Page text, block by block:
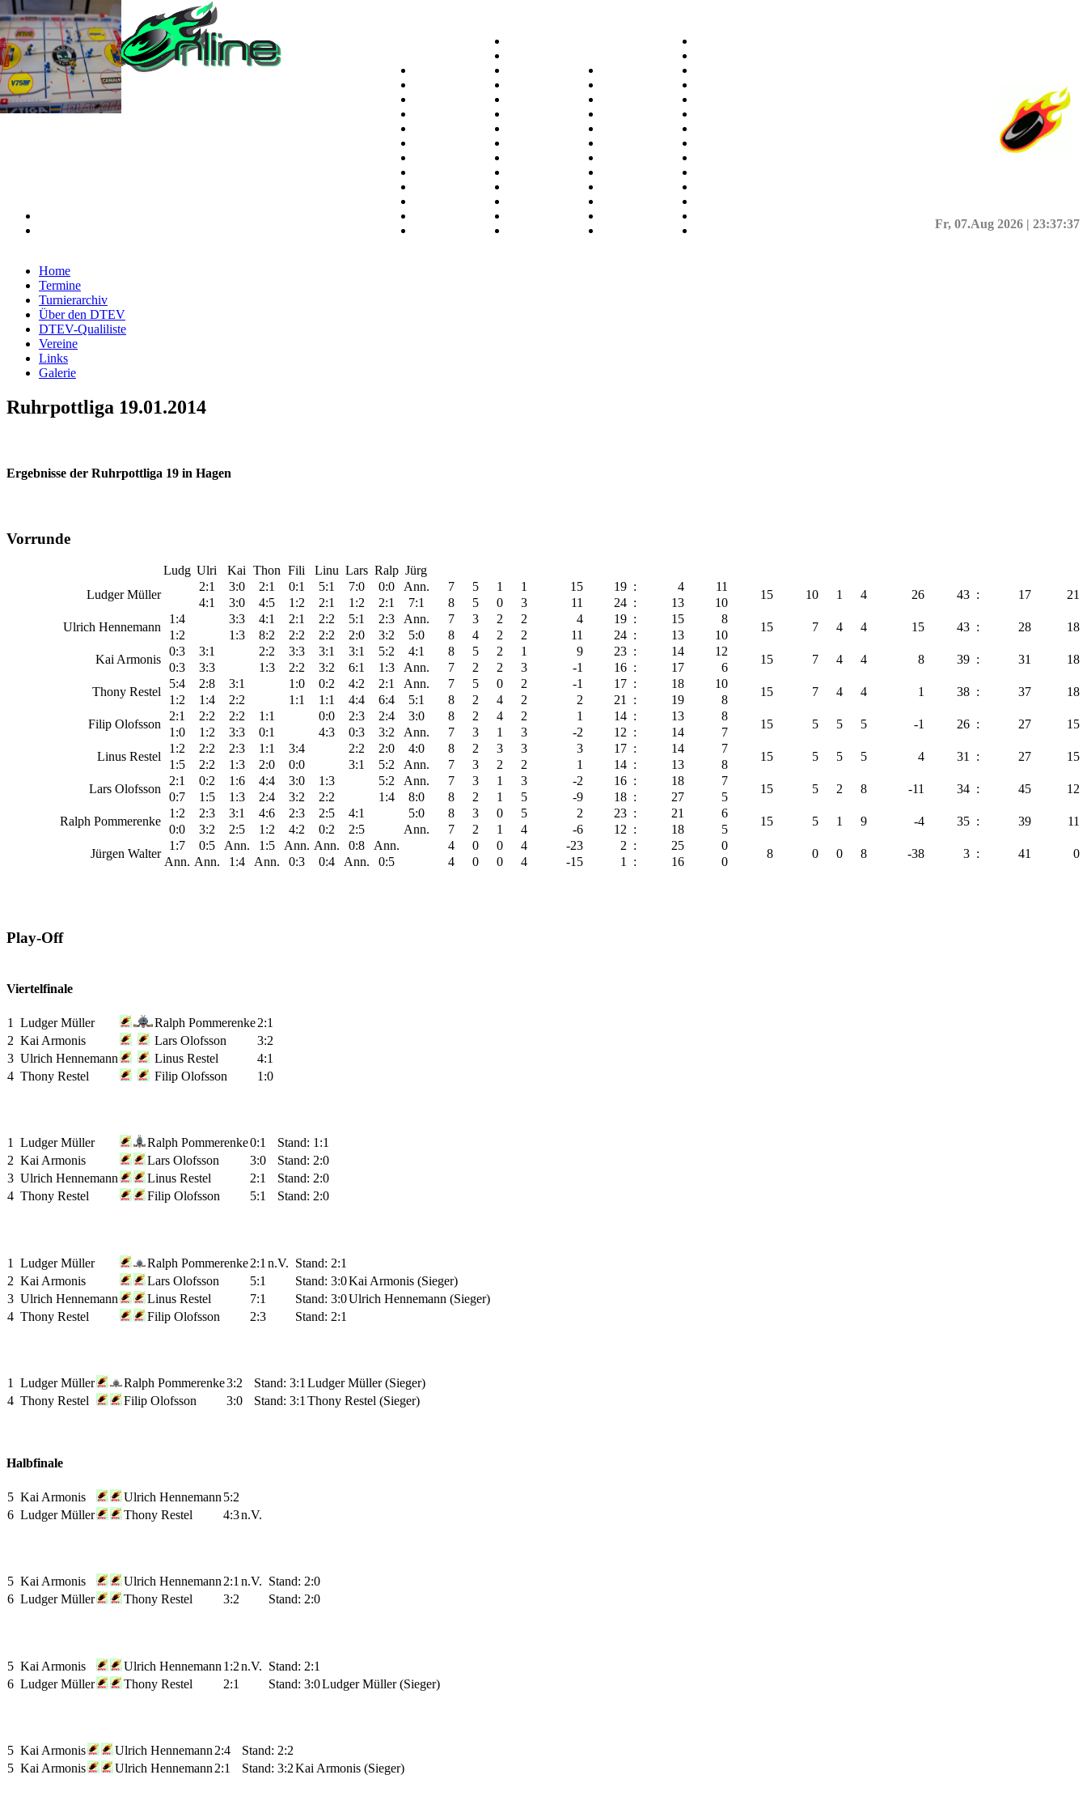
Fr, 07.Aug 2026 | 23:37:38
Home
Termine
Turnierarchiv
Über den DTEV
DTEV-Qualiliste
Vereine
Links
Galerie
Ruhrpottliga 19.01.2014
Ergebnisse der Ruhrpottliga 19 in Hagen
Vorrunde
Ludg Ulri Kai Thon Fili Linu Lars Ralp Jürg
Ludger Müller
2:1 3:0 2:1 0:1 5:1 7:0 0:0 Ann. 7 5 1 1 15 19 : 4 11
15 10 1 4 26 43 : 17 21
4:1 3:0 4:5 1:2 2:1 1:2 2:1 7:1 8 5 0 3 11 24 : 13
10
Ulrich Hennemann
1:4 3:3 4:1 2:1 2:2 5:1 2:3 Ann. 7 3 2 2 4 19 : 15 8
15 7 4 4 15 43 : 28 18
1:2 1:3 8:2 2:2 2:2 2:0 3:2 5:0 8 4 2 2 11 24 : 13
10
Kai Armonis
0:3 3:1 2:2 3:3 3:1 3:1 5:2 4:1 8 5 2 1 9 23 : 14 12
15 7 4 4 8 39 : 31 18
0:3 3:3 1:3 2:2 3:2 6:1 1:3 Ann. 7 2 2 3 -1 16 : 17
6
Thony Restel
5:4 2:8 3:1 1:0 0:2 4:2 2:1 Ann. 7 5 0 2 -1 17 : 18 10
15 7 4 4 1 38 : 37 18
1:2 1:4 2:2 1:1 1:1 4:4 6:4 5:1 8 2 4 2 2 21 : 19
8
Filip Olofsson
2:1 2:2 2:2 1:1 0:0 2:3 2:4 3:0 8 2 4 2 1 14 : 13 8
15 5 5 5 -1 26 : 27 15
1:0 1:2 3:3 0:1 4:3 0:3 3:2 Ann. 7 3 1 3 -2 12 : 14
7
Linus Restel
1:2 2:2 2:3 1:1 3:4 2:2 2:0 4:0 8 2 3 3 3 17 : 14 7
15 5 5 5 4 31 : 27 15
1:5 2:2 1:3 2:0 0:0 3:1 5:2 Ann. 7 3 2 2 1 14 : 13
8
Lars Olofsson
2:1 0:2 1:6 4:4 3:0 1:3 5:2 Ann. 7 3 1 3 -2 16 : 18 7
15 5 2 8 -11 34 : 45 12
0:7 1:5 1:3 2:4 3:2 2:2 1:4 8:0 8 2 1 5 -9 18 : 27
5
Ralph Pommerenke
1:2 2:3 3:1 4:6 2:3 2:5 4:1 5:0 8 3 0 5 2 23 : 21 6
15 5 1 9 -4 35 : 39 11
0:0 3:2 2:5 1:2 4:2 0:2 2:5 Ann. 7 2 1 4 -6 12 : 18
5
Jürgen Walter
1:7 0:5 Ann. 1:5 Ann. Ann. 0:8 Ann. 4 0 0 4 -23 2 : 25 0
8 0 0 8 -38 3 : 41 0
Ann. Ann. 1:4 Ann. 0:3 0:4 Ann. 0:5 4 0 0 4 -15 1 : 16 0
Play-Off
Viertelfinale
1 Ludger Müller Ralph Pommerenke2:1
2 Kai Armonis Lars Olofsson
3:2
3 Ulrich Hennemann Linus Restel
4:1
4 Thony Restel Filip Olofsson 1:0
1 Ludger Müller Ralph Pommerenke0:1
Stand: 1:1
2 Kai Armonis Lars Olofsson 3:0
Stand: 2:0
3 Ulrich Hennemann Linus Restel 2:1
Stand: 2:0
4 Thony Restel Filip Olofsson 5:1 Stand: 2:0
1 Ludger Müller Ralph Pommerenke2:1 n.V. Stand: 2:1
2 Kai Armonis Lars Olofsson 5:1 Stand: 3:0Kai Armonis (Sieger)
3 Ulrich Hennemann Linus Restel 7:1 Stand: 3:0Ulrich Hennemann (Sieger)
4 Thony Restel Filip Olofsson 2:3 Stand: 2:1
1 Ludger Müller Ralph Pommerenke3:2 Stand: 3:1 Ludger Müller (Sieger)
4 Thony Restel Filip Olofsson 3:0 Stand: 3:1 Thony Restel (Sieger)
Halbfinale
5 Kai Armonis Ulrich Hennemann 5:2
6 Ludger Müller Thony Restel 4:3n.V.
5 Kai Armonis Ulrich Hennemann 2:1 n.V. Stand: 2:0
6 Ludger Müller Thony Restel 3:2 Stand: 2:0
5 Kai Armonis Ulrich Hennemann 1:2n.V. Stand: 2:1
6 Ludger Müller Thony Restel 2:1 Stand: 3:0Ludger Müller (Sieger)
5 Kai Armonis Ulrich Hennemann 2:4
Stand: 2:2
5 Kai Armonis Ulrich Hennemann 2:1 Stand: 3:2Kai Armonis (Sieger)